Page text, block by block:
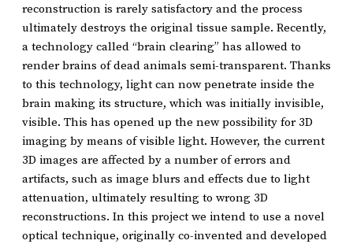
reconstruction is rarely satisfactory and the process
ultimately destroys the original tissue sample. Recently,
a technology called “brain clearing” has allowed to
render brains of dead animals semi-transparent. Thanks
to this technology, light can now penetrate inside the
brain making its structure, which was initially invisible,
visible. This has opened up the new possibility for 3D
imaging by means of visible light. However, the current
3D images are affected by a number of errors and
artifacts, such as image blurs and effects due to light
attenuation, ultimately resulting to wrong 3D
reconstructions. In this project we intend to use a novel
optical technique, originally co-invented and developed